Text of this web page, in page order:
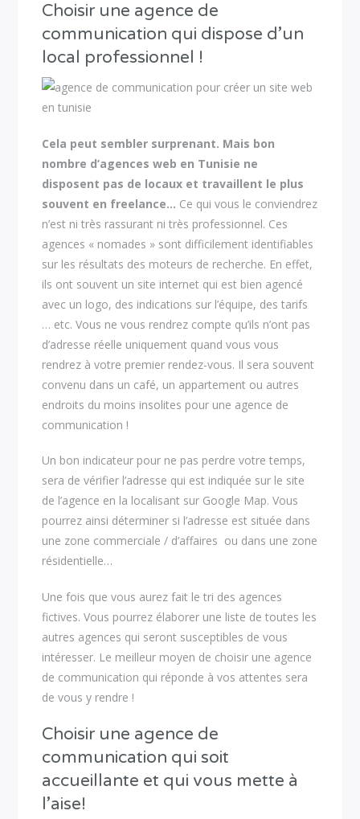
Choisir une agence de
communication qui dispose d’un
local professionnel !
Cela peut sembler surprenant. Mais bon
nombre d’agences web en Tunisie ne
disposent pas de locaux et travaillent le plus
souvent en freelance… Ce qui vous le conviendrez
n’est ni très rassurant ni très professionnel. Ces
agences « nomades » sont difficilement identifiables
sur les résultats des moteurs de recherche. En effet,
ils ont souvent un site internet qui est bien agencé
avec un logo, des indications sur l’équipe, des tarifs
… etc. Vous ne vous rendrez compte qu’ils n’ont pas
d’adresse réelle uniquement quand vous vous
rendrez à votre premier rendez-vous. Il sera souvent
convenu dans un café, un appartement ou autres
endroits du moins insolites pour une agence de
communication !
Un bon indicateur pour ne pas perdre votre temps,
sera de vérifier l’adresse qui est indiquée sur le site
de l’agence en la localisant sur Google Map. Vous
pourrez ainsi déterminer si l’adresse est située dans
une zone commerciale / d’affaires ou dans une zone
résidentielle…
Une fois que vous aurez fait le tri des agences
fictives. Vous pourrez élaborer une liste de toutes les
autres agences qui seront susceptibles de vous
intéresser. Le meilleur moyen de choisir une agence
de communication qui réponde à vos attentes sera
de vous y rendre !
Choisir une agence de
communication qui soit
accueillante et qui vous mette à
l’aise!